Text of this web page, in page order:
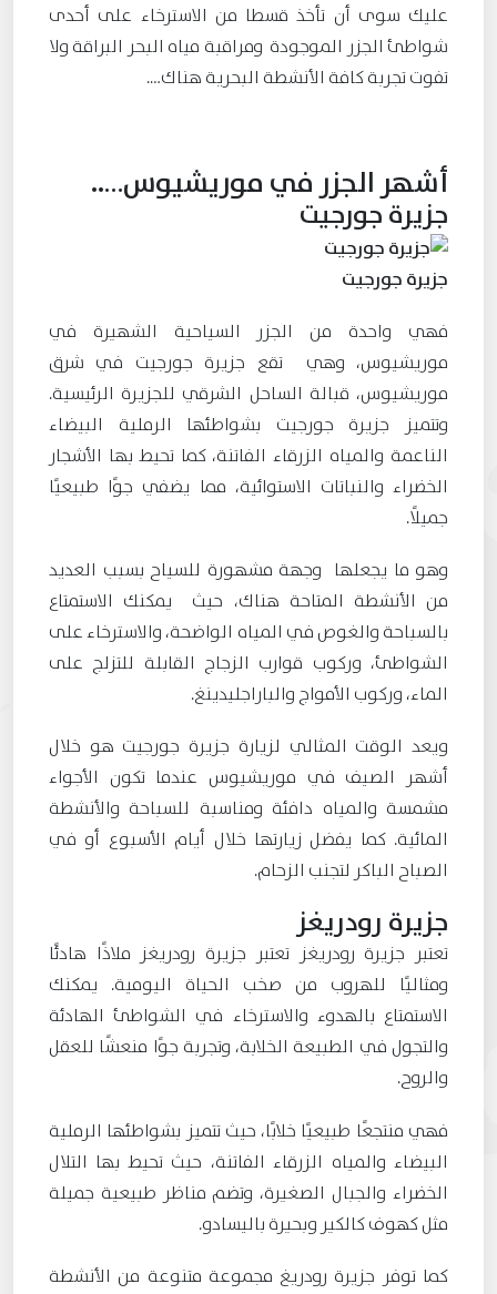
عليك سوى أن تأخذ قسطا من الاسترخاء على أحدى
شواطئ الجزر الموجودة ومراقبة مياه البحر البراقة ولا
تفوت تجربة كافة الأنشطة البحرية هناك….
أشهر الجزر في موريشيوس…..
جزيرة جورجيت
جزيرة جورجيت
فهي واحدة من الجزر السياحية الشهيرة في
موريشيوس، وهي تقع جزيرة جورجيت في شرق
موريشيوس، قبالة الساحل الشرقي للجزيرة الرئيسية.
وتتميز جزيرة جورجيت بشواطئها الرملية البيضاء
الناعمة والمياه الزرقاء الفاتنة، كما تحيط بها الأشجار
الخضراء والنباتات الاستوائية، مما يضفي جوًا طبيعيًا
جميلًا.
وهو ما يجعلها وجهة مشهورة للسياح بسبب العديد
من الأنشطة المتاحة هناك، حيث يمكنك الاستمتاع
بالسباحة والغوص في المياه الواضحة، والاسترخاء على
الشواطئ، وركوب قوارب الزجاج القابلة للتزلج على
الماء، وركوب الأمواج والباراجليدينغ.
ويعد الوقت المثالي لزيارة جزيرة جورجيت هو خلال
أشهر الصيف في موريشيوس عندما تكون الأجواء
مشمسة والمياه دافئة ومناسبة للسباحة والأنشطة
المائية. كما يفضل زيارتها خلال أيام الأسبوع أو في
الصباح الباكر لتجنب الزحام.
جزيرة رودريغز
تعتبر جزيرة رودريغز تعتبر جزيرة رودريغز ملاذًا هادئًا
ومثاليًا للهروب من صخب الحياة اليومية. يمكنك
الاستمتاع بالهدوء والاسترخاء في الشواطئ الهادئة
والتجول في الطبيعة الخلابة، وتجربة جوًا منعشًا للعقل
والروح.
فهي منتجعًا طبيعيًا خلابًا، حيث تتميز بشواطئها الرملية
البيضاء والمياه الزرقاء الفاتنة، حيث تحيط بها التلال
الخضراء والجبال الصغيرة، وتضم مناظر طبيعية جميلة
مثل كهوف كالكير وبحيرة باليسادو.
كما توفر جزيرة رودريغ مجموعة متنوعة من الأنشطة